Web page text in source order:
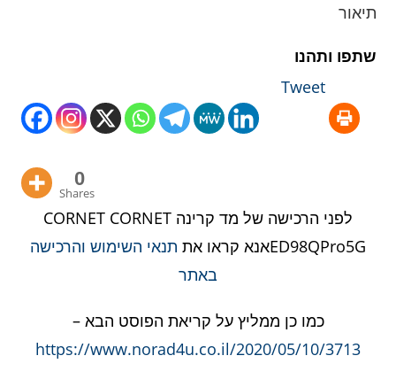
תיאור
שתפו ותהנו
Tweet
0
Shares
לפני הרכישה של מד קרינה CORNET CORNET
ED98QPro5Gאנא קראו את
תנאי השימוש והרכישה
באתר
כמו כן ממליץ על קריאת הפוסט הבא –
https://www.norad4u.co.il/2020/05/10/3713